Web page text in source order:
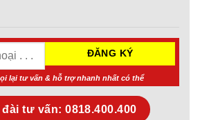
lại tư vấn & hỗ trợ nhanh nhất có thể
tư vấn: 0818.400.400